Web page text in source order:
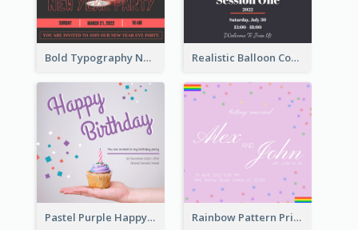
Bold Typography New Year Party Invitation Design Realistic Balloon Cool Graduation Ceremony Design
Pastel Purple Happy Birthday Party Invitation Rainbow Pattern Pride Married Invitation